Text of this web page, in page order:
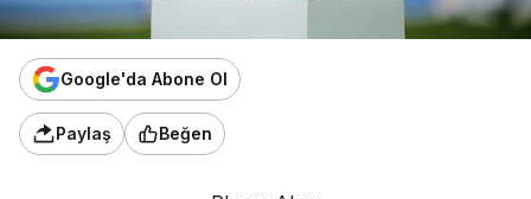
Google'da Abone Ol
Paylaş Beğen